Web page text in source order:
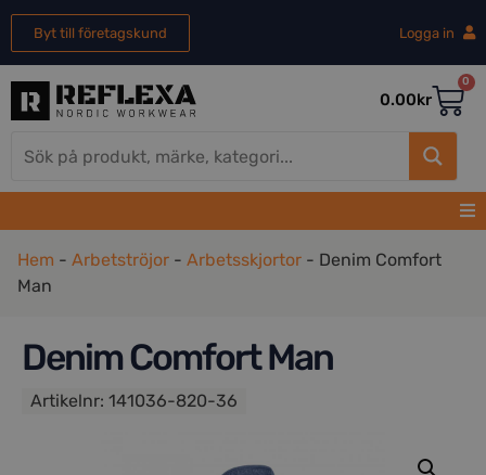
Byt till företagskund Logga in
0.00kr
0
Hem - Arbetströjor - Arbetsskjortor - Denim Comfort
Man
Denim Comfort Man
Artikelnr: 141036-820-36